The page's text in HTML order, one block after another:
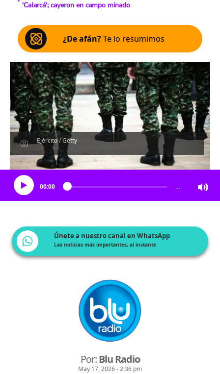
'Calarcá'; cayeron en campo minado
¿De afán?Te lo resumimos
Ejército / Getty
Escucha el artículo
00:00 …
Únete a nuestro canal en WhatsApp
Las noticias más importantes, al instante
Por:Blu Radio
May 17, 2026 - 2:36 pm